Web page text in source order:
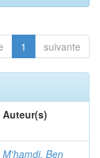
1 suivante
Auteur(s)
M'hamdi, Ben